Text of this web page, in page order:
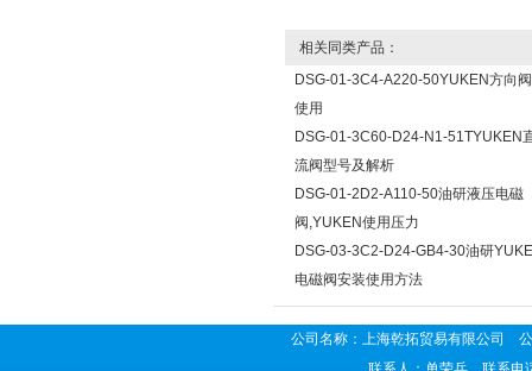
相关同类产品：
DSG-01-3C4-A220-50YUKEN方向
使用
DSG-01-3C60-D24-N1-51TYUKEN
流阀型号及解析
DSG-01-2D2-A110-50油研液压电磁
阀,YUKEN使用压力
DSG-03-3C2-D24-GB4-30油研
电磁阀安装使用方法
公司名称：上海乾拓贸易有限公司